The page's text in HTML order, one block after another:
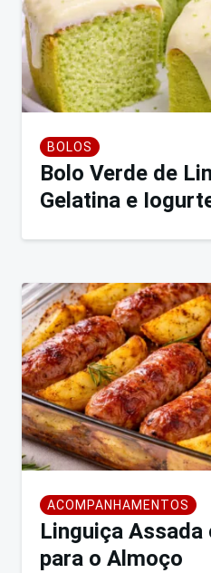
BOLOS
Bolo Verde de
Gelatina e
ACOMPANHAMENTOS
Linguiça
para o Almoço